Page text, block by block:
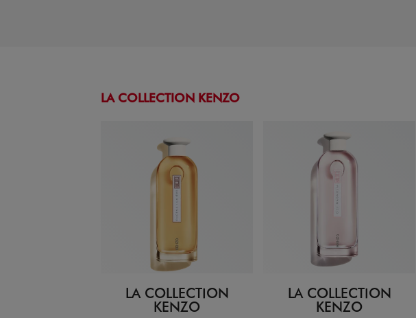
LA COLLECTION KENZO
LA COLLECTION
KENZO
LA COLLECTION
KENZO